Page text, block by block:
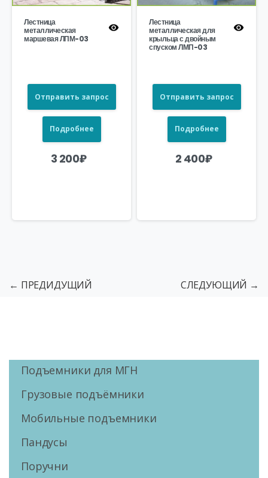
Лестница
металлическая
маршевая ЛПМ-03
Отправить запрос
Подробнее
3 200₽
Лестница
металлическая для
крыльца с двойным
спуском ЛМП-03
Отправить запрос
Подробнее
2 400₽
← ПРЕДИДУЩИЙ СЛЕДУЮЩИЙ →
Подъемники для МГН
Грузовые подъёмники
Мобильные подъемники
Пандусы
Поручни